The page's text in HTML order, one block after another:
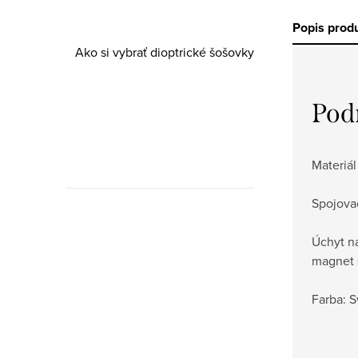
šošovky
Ako si vybrať dioptrické šošovky
Dioptrické
šošovky do
Popis
Úchyt
magnet
Farba: